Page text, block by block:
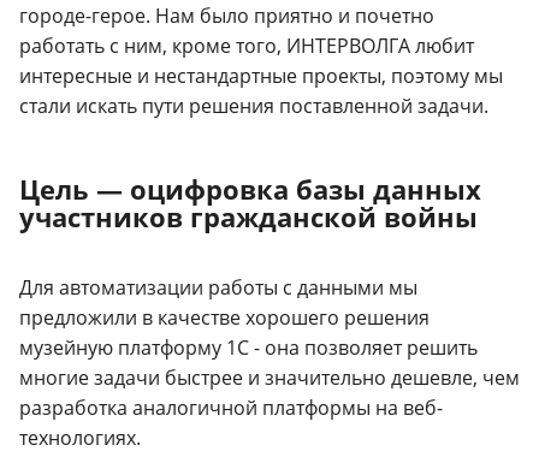
городе-герое. Нам было приятно и почетно
работать с ним, кроме того, ИНТЕРВОЛГА любит
интересные и нестандартные проекты, поэтому мы
стали искать пути решения поставленной задачи.
Цель — оцифровка базы данных
участников гражданской войны
Для автоматизации работы с данными мы
предложили в качестве хорошего решения
музейную платформу 1С - она позволяет решить
многие задачи быстрее и значительно дешевле, чем
разработка аналогичной платформы на веб-
технологиях.